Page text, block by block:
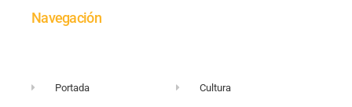
Navegación
Portada Cultura